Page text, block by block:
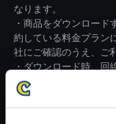
なります。
・商品をダウンロー
約している料金プラン
社にご確認のうえ、ご
・ダウンロード時、
がかかる場合がござい
※ご購入いただいたフ
が安定しているWifi環